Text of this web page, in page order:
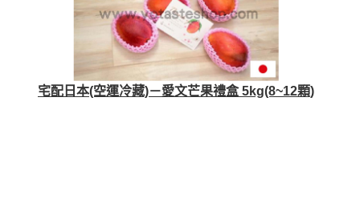
宅配日本(空運冷藏)－愛文芒果禮盒 5kg(8~12顆)